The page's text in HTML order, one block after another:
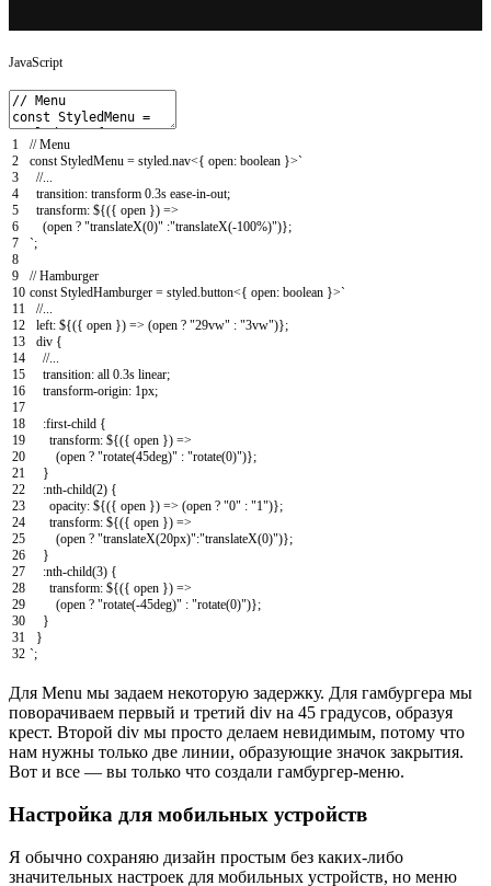
JavaScript
1
2
3
4
5
6
7
8
9
10
11
12
13
14
15
16
17
18
19
20
21
22
23
24
25
26
27
28
29
30
31
32
// Menu
const StyledMenu = styled.nav<{ open: boolean }>`
//...
transition: transform 0.3s ease-in-out;
transform: ${({ open }) =>
(open ? "translateX(0)" :"translateX(-100%)")};
`;
// Hamburger
const StyledHamburger = styled.button<{ open: boolean }>`
//...
left: ${({ open }) => (open ? "29vw" : "3vw")};
div {
//...
transition: all 0.3s linear;
transform-origin: 1px;
:first-child {
transform: ${({ open }) =>
(open ? "rotate(45deg)" : "rotate(0)")};
}
:nth-child(2) {
opacity: ${({ open }) => (open ? "0" : "1")};
transform: ${({ open }) =>
(open ? "translateX(20px)":"translateX(0)")};
}
:nth-child(3) {
transform: ${({ open }) =>
(open ? "rotate(-45deg)" : "rotate(0)")};
}
}
`;
Для Menu мы задаем некоторую задержку. Для гамбургера мы
поворачиваем первый и третий div на 45 градусов, образуя
крест. Второй div мы просто делаем невидимым, потому что
нам нужны только две линии, образующие значок закрытия.
Вот и все — вы только что создали гамбургер-меню.
Настройка для мобильных устройств
Я обычно сохраняю дизайн простым без каких-либо
значительных настроек для мобильных устройств, но меню